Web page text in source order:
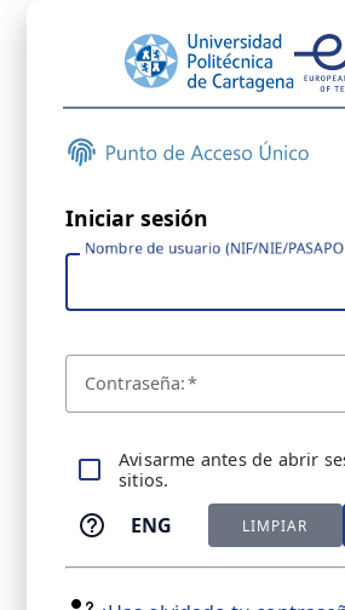
Iniciar sesión
Nombre de usuario (NIF/NIE/
Contraseña:
Avisarme antes de abrir
sitios.
ENG LIMPIAR